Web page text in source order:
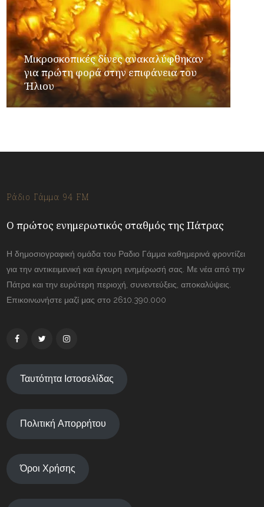
Μικροσκοπικές δίνες ανακαλύφθηκαν
για πρώτη φορά στην επιφάνεια του
Ήλιου
Ράδιο Γάμμα 94 FM
Ο πρώτος ενημερωτικός σταθμός της Πάτρας
Η δημοσιογραφική ομάδα του Ραδιο Γάμμα καθημερινά φροντίζει
για την αντικειμενική και έγκυρη ενημέρωσή σας. Με νέα από την
Πάτρα και την ευρύτερη περιοχή, συνεντεύξεις, αποκαλύψεις.
Επικοινωνήστε μαζί μας στο 2610.390.000
Ταυτότητα Ιστοσελίδας
Πολιτική Απορρήτου
Όροι Χρήσης